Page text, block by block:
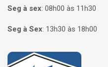
Seg à sex: 08h00 às 11h30
Seg à Sex: 13h30 às 18h00
Página inicial